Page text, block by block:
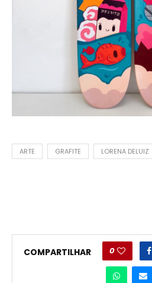
ARTE GRAFITE LORENA DELUIZ
COMPARTILHAR 0